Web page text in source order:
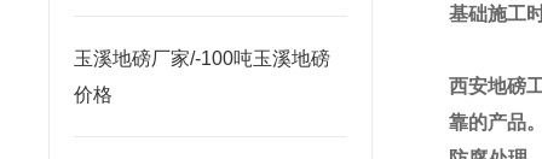
玉溪地磅厂家/-100吨玉溪地磅
价格
基础施工
西安地磅
靠的产品